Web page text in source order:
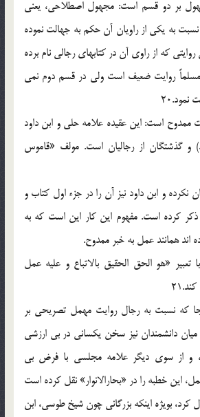
بر دو قسم است: مجهول اصطلاحى، يعنى
به يكى از راويان آن حكم به جهالت نموده
كه از راوى آن در كتابهاى رجالى نام برده
روايت ضعيف است ولى در قسم دوم نمى
ممدوح است: اين عقيده علامه حلى و ابن داود
و گذشتگان از رجاليان است. مولف «قاموس
نكرده و ابن داود نيز آن را در جزء اول كتاب و
ذكر كرده است. مفهوم اين كار اين است كه به
همانند عمل به خبر ممدوح.
«هو الحق الحقيق بالاتباع و عليه عمل
كه نسبت به رجال روايت مهمل تصريحى بر
دانشمندان نيز سخن يكسانى در بى ارزشى
و از سوى ديگر علامه مجلسى با فرض بى
اين خطبه را در «بحارالانوار» نقل كرده است
كرد، بويژه اينكه بزرگانى چون شيخ طوسى، ابن